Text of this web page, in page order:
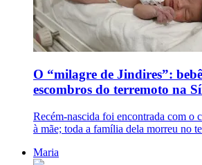
O “milagre de Jindires”:
escombros do terremoto na
Recém-nascida foi encontrada com o
à mãe; toda a família dela morreu no
Maria